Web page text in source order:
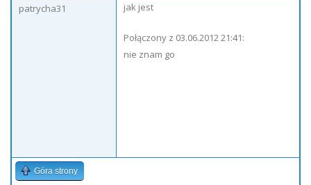
patrycha31
jak jest
Połączony z 03.06.2012 21:41:
nie znam go
Góra strony